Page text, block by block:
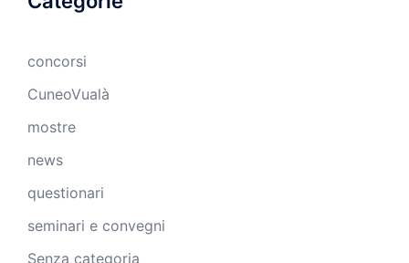
concorsi
CuneoVualà
mostre
news
questionari
seminari e convegni
Senza categoria